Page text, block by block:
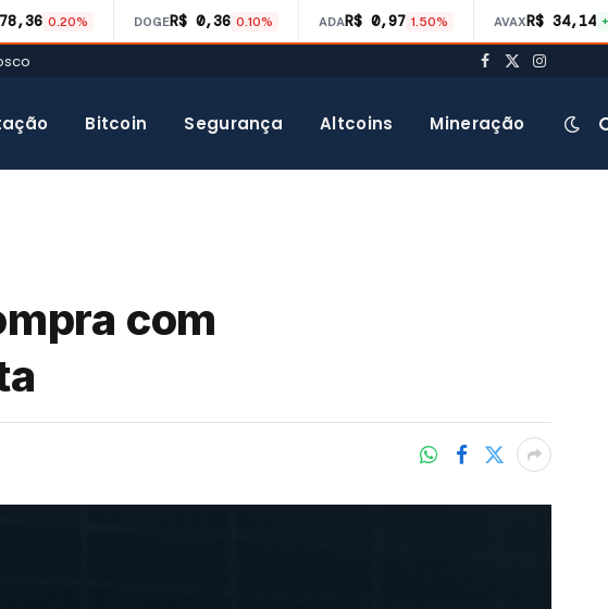
0.20% DOGER$ 0,36 0.10% ADAR$ 0,97 1.50% AVAXR$ 34,14
Facebook
X
Bitcoin Segurança Altcoins Mineração
com